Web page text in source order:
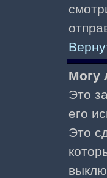
Могу
Это
его
Это